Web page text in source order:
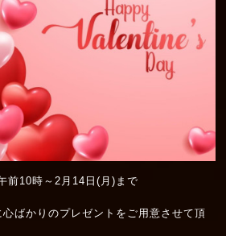
前10時～2月14日(月)まで
ばかりのプレゼントをご用意させて頂